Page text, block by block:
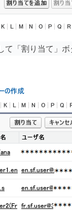
「割り当て」ボ